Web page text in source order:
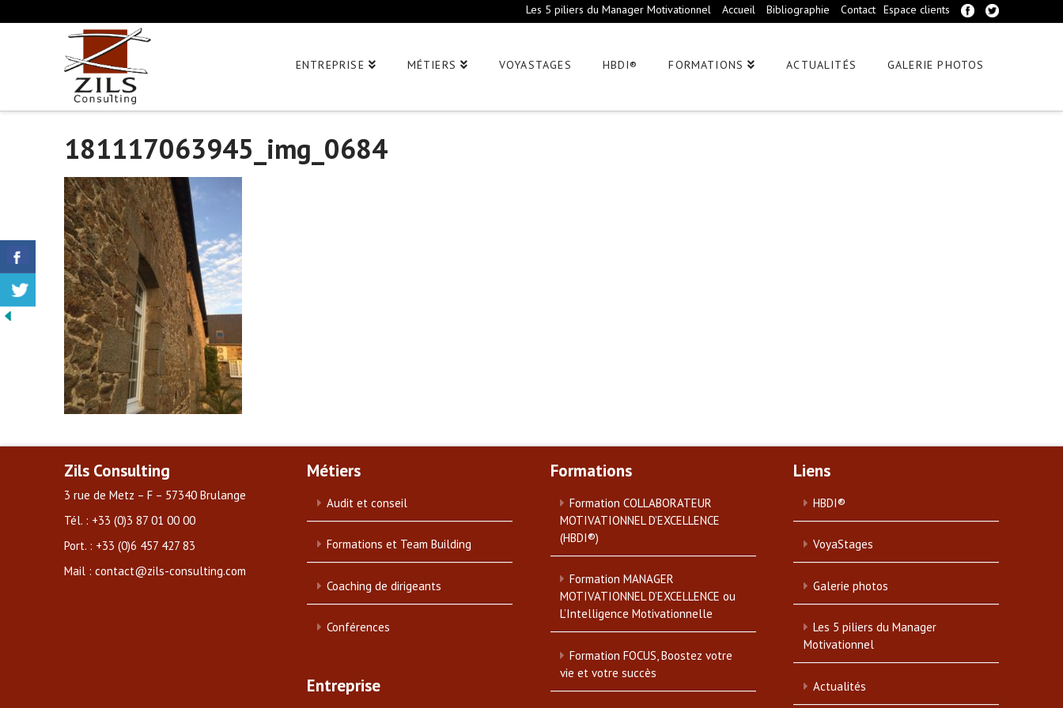
Les 5 piliers du Manager Motivationnel Accueil Bibliographie Contact Espace clients
ENTREPRISE MÉTIERS VOYASTAGES HBDI® FORMATIONS ACTUALITÉS GALERIE PHOTOS
181117063945_img_0684
Zils Consulting
3 rue de Metz – F – 57340 Brulange
Tél. : +33 (0)3 87 01 00 00
Port. : +33 (0)6 457 427 83
Mail : contact@zils-consulting.com
Métiers
Audit et conseil
Formations et Team Building
Coaching de dirigeants
Conférences
Entreprise
Formations
Formation COLLABORATEUR
MOTIVATIONNEL D’EXCELLENCE
(HBDI®)
Formation MANAGER
MOTIVATIONNEL D’EXCELLENCE ou
L’Intelligence Motivationnelle
Formation FOCUS, Boostez votre
vie et votre succès
Liens
HBDI®
VoyaStages
Galerie photos
Les 5 piliers du Manager
Motivationnel
Actualités